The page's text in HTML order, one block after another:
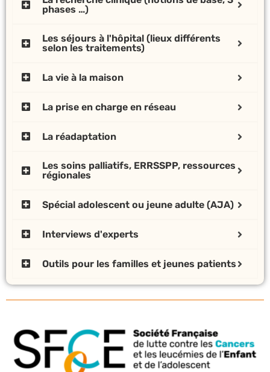
phases …)
Les séjours à l'hôpital (lieux différents
selon les traitements)
La vie à la maison
La prise en charge en réseau
La réadaptation
Les soins palliatifs, ERRSSPP, ressources
régionales
Spécial adolescent ou jeune adulte (AJA)
Interviews d'experts
Outils pour les familles et jeunes patients